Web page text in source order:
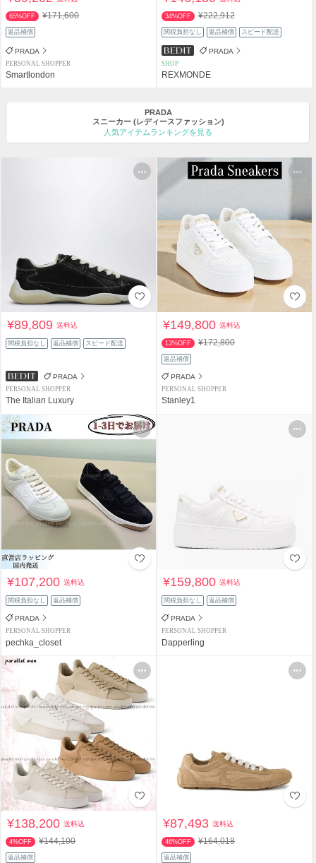
65%OFF ¥171,600
返品補償
PRADA
PERSONAL SHOPPER
Smartlondon
34%OFF ¥222,912
関税負担なし 返品補償 スピード配送
PRADA
SHOP
REXMONDE
PRADA
スニーカー (レディースファッション)
人気アイテムランキングを見る
¥89,809送料込
関税負担なし 返品補償 スピード配送
PRADA
PERSONAL SHOPPER
The Italian Luxury
¥149,800送料込
13%OFF ¥172,800
返品補償
PRADA
PERSONAL SHOPPER
Stanley1
¥107,200送料込
関税負担なし 返品補償
PRADA
PERSONAL SHOPPER
pechka_closet
¥159,800送料込
関税負担なし 返品補償
PRADA
PERSONAL SHOPPER
Dapperling
¥138,200送料込
4%OFF ¥144,100
返品補償
¥87,493送料込
46%OFF ¥164,018
返品補償